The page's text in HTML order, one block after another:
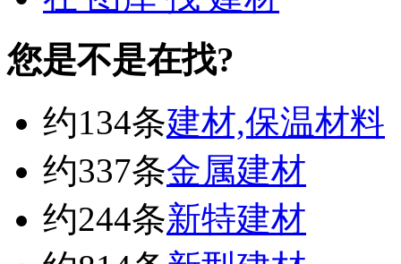
您是不是在找?
约134条建材,保温材料
约337条金属建材
约244条新特建材